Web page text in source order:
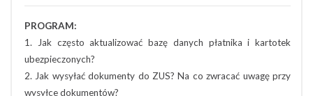
PROGRAM:
1. Jak często aktualizować bazę danych płatnika i kartotek
ubezpieczonych?
2. Jak wysyłać dokumenty do ZUS? Na co zwracać uwagę przy
wysyłce dokumentów?